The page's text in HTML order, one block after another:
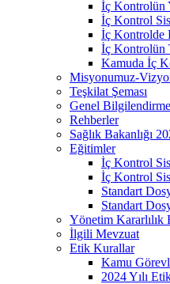
İç Kontrolün
İç Kontrol
İç Kontrolde
İç Kontrolün
Kamuda İç
Misyonumuz-
Teşkilat Şeması
Genel Bilgilendirme
Rehberler
Sağlık Bakanlığı
Eğitimler
İç Kontrol
İç Kontrol
Standart
Standart
Yönetim Kararlılık
İlgili Mevzuat
Etik Kurallar
Kamu
2024 Yılı